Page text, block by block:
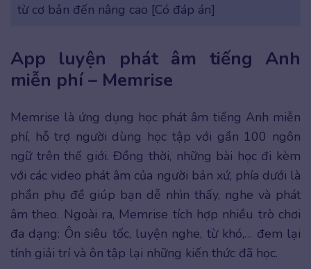
từ cơ bản đến nâng cao [Có đáp án]
App luyện phát âm tiếng Anh
miễn phí – Memrise
Memrise là ứng dụng học phát âm tiếng Anh miễn
phí, hỗ trợ người dùng học tập với gần 100 ngôn
ngữ trên thế giới. Đồng thời, những bài học đi kèm
với các video phát âm của người bản xứ, phía dưới là
phần phụ đề giúp bạn dễ nhìn thấy, nghe và phát
âm theo. Ngoài ra, Memrise tích hợp nhiều trò chơi
đa dạng: Ôn siêu tốc, luyện nghe, từ khó,… đem lại
tính giải trí và ôn tập lại những kiến thức đã học.